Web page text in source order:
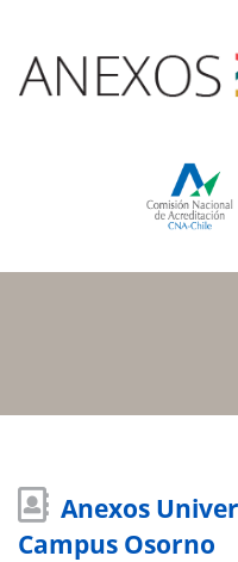
Anexos
Campus Osorno